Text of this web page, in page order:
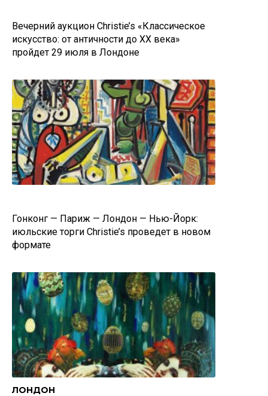
Вечерний аукцион Christie’s «Классическое
искусство: от античности до ХХ века»
пройдет 29 июля в Лондоне
Гонконг — Париж — Лондон — Нью-Йорк:
июльские торги Christie’s проведет в новом
формате
ЛОНДОН